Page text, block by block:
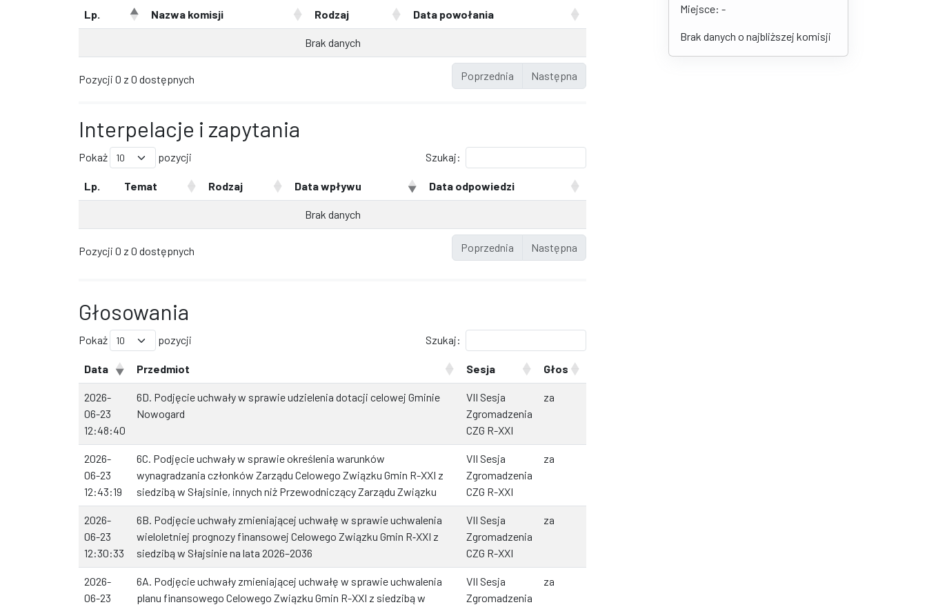
Lp. Nazwa komisji Rodzaj Data powołania
Brak danych
Pozycji 0 z 0 dostępnych Poprzednia Następna
Interpelacje i zapytania
Pokaż pozycji Szukaj:
Lp. Temat Rodzaj Data wpływu Data odpowiedzi
Brak danych
Pozycji 0 z 0 dostępnych Poprzednia Następna
Głosowania
Pokaż pozycji Szukaj:
Data Przedmiot Sesja Głos
2026-
06-23
12:48:40
6D. Podjęcie uchwały w sprawie udzielenia dotacji celowej Gminie
Nowogard
VII Sesja
Zgromadzenia
CZG R-XXI
za
2026-
06-23
12:43:19
6C. Podjęcie uchwały w sprawie określenia warunków
wynagradzania członków Zarządu Celowego Związku Gmin R-XXI z
siedzibą w Słajsinie, innych niż Przewodniczący Zarządu Związku
VII Sesja
Zgromadzenia
CZG R-XXI
za
2026-
06-23
12:30:33
6B. Podjęcie uchwały zmieniającej uchwałę w sprawie uchwalenia
wieloletniej prognozy finansowej Celowego Związku Gmin R‑XXI z
siedzibą w Słajsinie na lata 2026–2036
VII Sesja
Zgromadzenia
CZG R-XXI
za
2026-
06-23
6A. Podjęcie uchwały zmieniającej uchwałę w sprawie uchwalenia
planu finansowego Celowego Związku Gmin R-XXI z siedzibą w
VII Sesja
Zgromadzenia
za
Miejsce: -
Brak danych o najbliższej komisji